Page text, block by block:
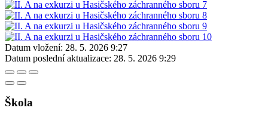
Datum vložení: 28. 5. 2026 9:27
Datum poslední aktualizace: 28. 5. 2026 9:29
Škola